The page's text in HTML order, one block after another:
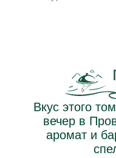
Томаты черри
Яркий и сладкий —
сахарная сладость
Блеск и сладость —
с зеркальным глянцем и
Сладкий насыщенный
чистая сладость и аромат
Для блестящих блюд —